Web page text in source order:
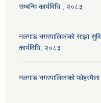
सम्बन्धि कार्यविधि , २०८३
नलगाड नगरपालिकाको साझा
कार्यविधि, २०८३
नलगाड नगरपालिकाको